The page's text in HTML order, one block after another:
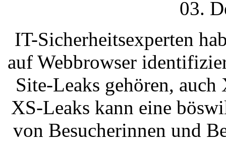
03.
IT-Sicherheitsexperten
auf Webbrowser
Site-Leaks gehören,
XS-Leaks kann eine
von Besucherinnen und